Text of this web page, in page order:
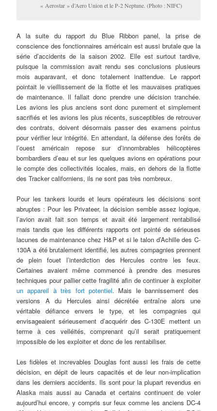
« Aerostar » d’Aero Union et le P-2 Neptune. (Photo : NIFC)
A la suite du rapport du Blue Ribbon panel, la prise de
conscience des fonctionnaires américain est aussi brutale que la
série d’accidents de la saison 2002. Elle est surtout tardive,
puisque la commission avait rendu ses conclusions plusieurs
mois auparavant, et donc totalement inattendue. Le rapport
pointait le vieillissement de la flotte et les mauvaises pratiques
de maintenance. Il fallait donc prendre une décision tranchée.
Les avions les plus anciens sont donc purement et simplement
sacrifiés et les avions les plus récents, susceptibles de retrouver
des contrats, doivent désormais passer des examens pointus
pour vérifier leur intégrité. En attendant, la défense des forêts de
l’ouest américain repose sur d’innombrables hélicoptères
bombardiers d’eau et sur les quelques avions en opérations pour
le compte des collectivités locales, mais, en dehors de la flotte
des Tracker californiens, ils ne sont pas très nombreux.
Pour les tankers lourds et leurs opérateurs les décisions sont
abruptes : Pour les Privateer, la décision semble assez logique,
l’avion avait fait son temps et avait été largement rentabilisé
mais tandis que les différents rapports ont pointé de sérieuses
lacunes de maintenance chez H&P et si le talon d’Achille des C-
130A a été brutalement identifié, les autres compagnies prennent
de plein fouet l’interdiction des Hercules contre les feux.
Certaines avaient même commencé à prendre des mesures
techniques pour pallier cette fragilité afin de continuer à exploiter
un appareil à très fort potentiel. Mais le bannissement des
versions A du Hercules ainsi décrétée entraîne alors une
véritable défiance envers le type, et les compagnies qui
envisageaient sérieusement d’acquérir des C-130E mettent un
terme à ces velléités, comprenant qu’il serait pratiquement
impossible de les exploiter et donc de les rentabiliser.
Les fidèles et increvables Douglas font aussi les frais de cette
décision, en dépit de leurs capacités et de leur non-implication
dans les derniers accidents. Ils sont pour la plupart revendus en
Alaska mais aussi au Canada et certains continuent de voler
aujourd’hui encore, y compris sur feux comme les anciens DC-4